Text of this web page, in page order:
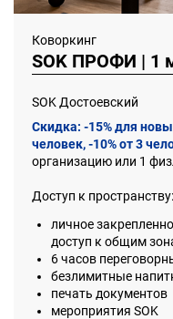
Коворкинг
SOK ПРОФИ | 1
SOK Достоевский
Скидка: -15% для
человек, -10% от 3
организацию или 1
Доступ к
личное
доступ к общим
6 часов
безлимитные
печать документов
мероприятия SOK